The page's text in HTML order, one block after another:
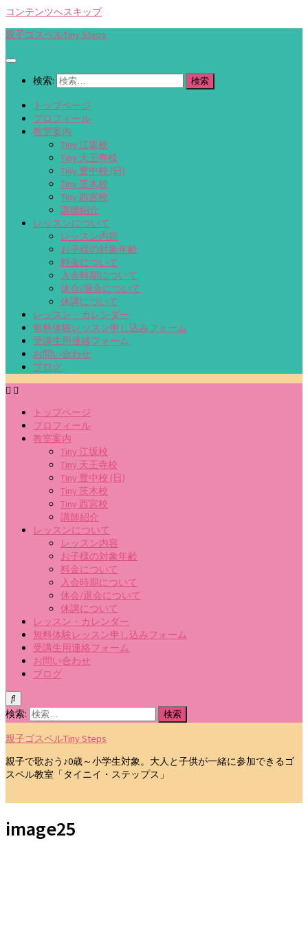
コンテンツへスキップ
親子ゴスペルTiny Steps
検索:
トップページ
プロフィール
教室案内
Tiny 江坂校
Tiny 天王寺校
Tiny 豊中校 (日)
Tiny 茨木校
Tiny 西宮校
講師紹介
レッスンについて
レッスン内容
お子様の対象年齢
料金について
入会時期について
休会/退会について
休講について
レッスン・カレンダー
無料体験レッスン申し込みフォーム
受講生用連絡フォーム
お問い合わせ
ブログ
トップページ
プロフィール
教室案内
Tiny 江坂校
Tiny 天王寺校
Tiny 豊中校 (日)
Tiny 茨木校
Tiny 西宮校
講師紹介
レッスンについて
レッスン内容
お子様の対象年齢
料金について
入会時期について
休会/退会について
休講について
レッスン・カレンダー
無料体験レッスン申し込みフォーム
受講生用連絡フォーム
お問い合わせ
ブログ
検索:
親子ゴスペルTiny Steps
親子で歌おう♪0歳～小学生対象。大人と子供が一緒に参加できるゴ
スペル教室「タイニイ・ステップス」
image25